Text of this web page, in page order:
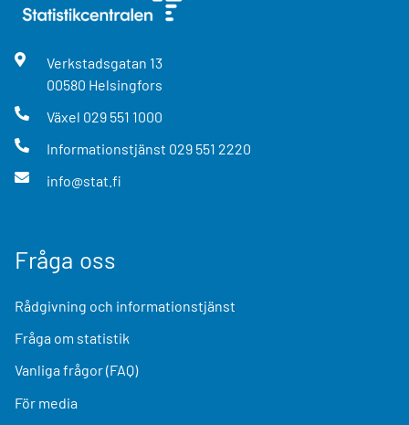
Verkstadsgatan 13
00580 Helsingfors
Växel 029 551 1000
Informationstjänst 029 551 2220
info@stat.fi
Fråga oss
Rådgivning och informationstjänst
Fråga om statistik
Vanliga frågor (FAQ)
För media